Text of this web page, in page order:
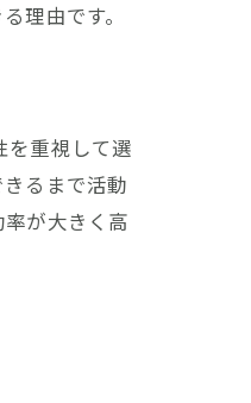
理由です。
を重視して選
るまで活動
が大きく高